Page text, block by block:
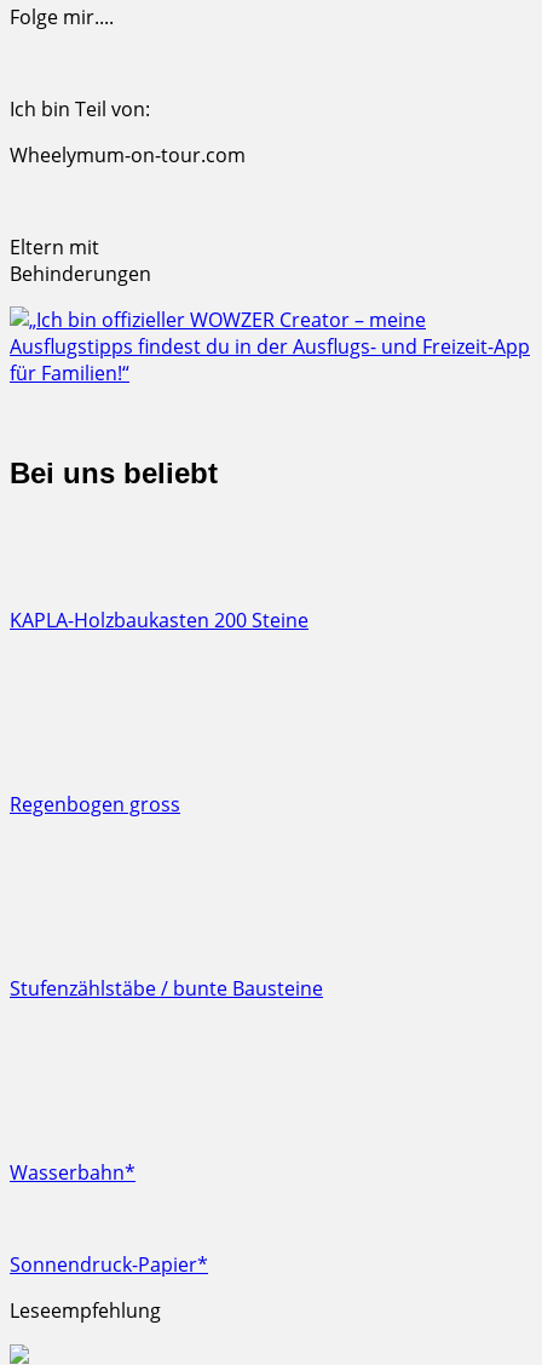
Folge mir....
Ich bin Teil von:
Wheelymum-on-tour.com
Eltern mit
Behinderungen
Bei uns beliebt
KAPLA-Holzbaukasten 200 Steine
Regenbogen gross
Stufenzählstäbe / bunte Bausteine
Wasserbahn*
Sonnendruck-Papier*
Leseempfehlung